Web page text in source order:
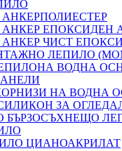
ЕПОКСИДЕН
АНКЕР ЧИСТ
ЛЕПИЛО
ВОДНА
НА ВОДНА
ЗА
БЪРЗОСЪХНЕЩО
ЦИАНОАКРИЛАТ